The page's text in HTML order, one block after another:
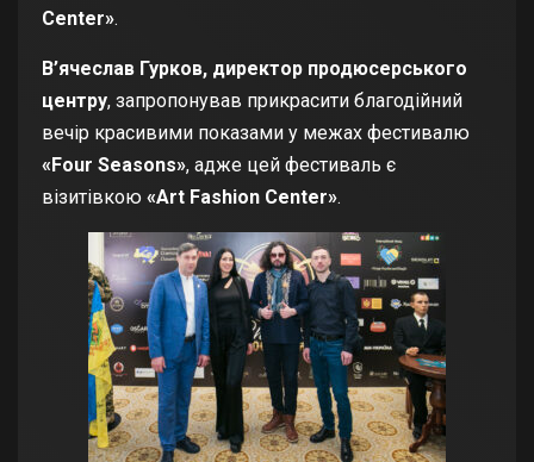
Center».
В’ячеслав Гурков, директор продюсерського
центру, запропонував прикрасити благодійний
вечір красивими показами у межах фестивалю
«Four Seasons», адже цей фестиваль є
візитівкою «Art Fashion Center».